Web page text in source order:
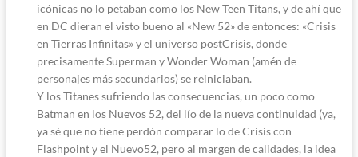
icónicas no lo petaban como los New Teen Titans, y de ahí que
en DC dieran el visto bueno al «New 52» de entonces: «Crisis
en Tierras Infinitas» y el universo postCrisis, donde
precisamente Superman y Wonder Woman (amén de
personajes más secundarios) se reiniciaban.
Y los Titanes sufriendo las consecuencias, un poco como
Batman en los Nuevos 52, del lío de la nueva continuidad (ya,
ya sé que no tiene perdón comparar lo de Crisis con
Flashpoint y el Nuevo52, pero al margen de calidades, la idea